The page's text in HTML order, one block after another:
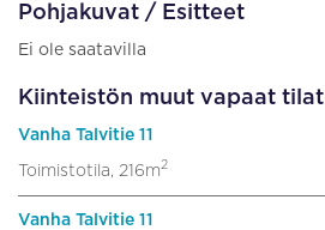
Pohjakuvat / Esitteet
Ei ole saatavilla
Kiinteistön muut vapaat tilat
Vanha Talvitie 11
Toimistotila, 216m2
Vanha Talvitie 11